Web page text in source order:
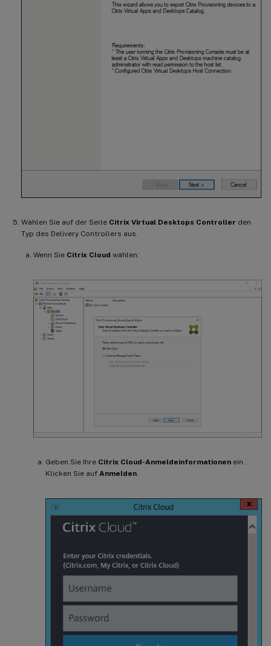
Wählen Sie auf der Seite Citrix Virtual Desktops Controller den
Typ des Delivery Controllers aus.
Wenn Sie Citrix Cloud wählen:
Geben Sie Ihre Citrix Cloud-Anmeldeinformationen ein.
Klicken Sie auf Anmelden